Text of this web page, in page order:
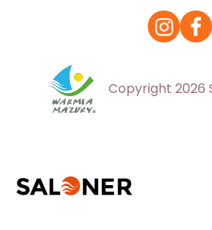
Copyright 2026